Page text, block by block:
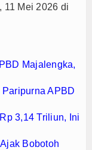
11 Mei 2026 di
Majalengka,
APBD
3,14 Triliun, Ini
Bobotoh